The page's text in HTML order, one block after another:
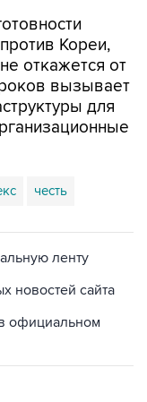
Кореи,
откажется от
вызывает
для
честь
ленту
новостей сайта
официальном